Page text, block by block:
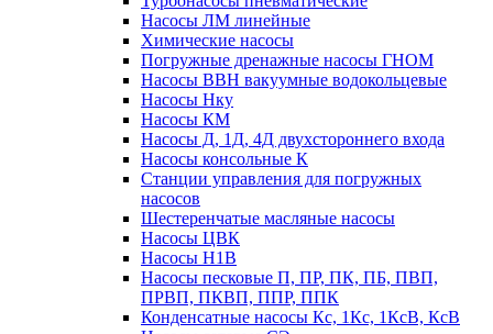
Насосы ЛМ линейные
Химические насосы
Погружные дренажные насосы ГНОМ
Насосы ВВН вакуумные водокольцевые
Насосы Нку
Насосы КМ
Насосы Д, 1Д, 4Д двухстороннего входа
Насосы консольные К
Станции управления для погружных
насосов
Шестеренчатые масляные насосы
Насосы ЦВК
Насосы Н1В
Насосы песковые П, ПР, ПК, ПБ, ПВП,
ПРВП, ПКВП, ППР, ППК
Конденсатные насосы Кс, 1Кс, 1КсВ, КсВ